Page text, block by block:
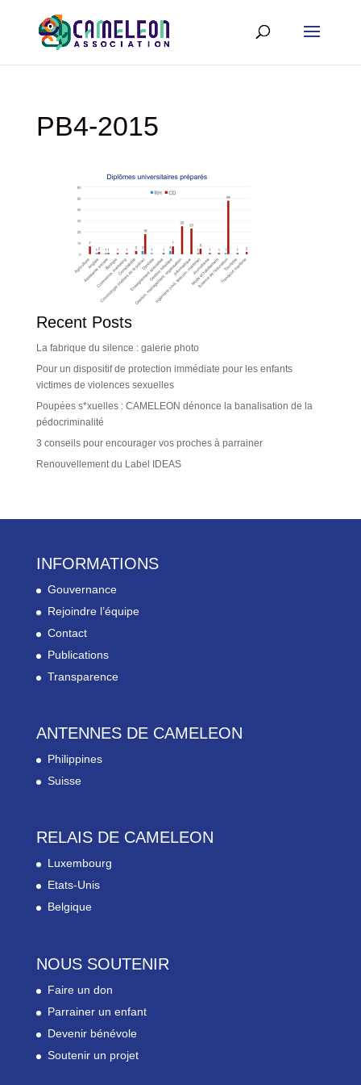
PB4-2015
Recent Posts
La fabrique du silence : galerie photo
Pour un dispositif de protection immédiate pour les enfants
victimes de violences sexuelles
Poupées s*xuelles : CAMELEON dénonce la banalisation de la
pédocriminalité
3 conseils pour encourager vos proches à parrainer
Renouvellement du Label IDEAS
INFORMATIONS
Gouvernance
Rejoindre l’équipe
Contact
Publications
Transparence
ANTENNES DE CAMELEON
Philippines
Suisse
RELAIS DE CAMELEON
Luxembourg
Etats-Unis
Belgique
NOUS SOUTENIR
Faire un don
Parrainer un enfant
Devenir bénévole
Soutenir un projet